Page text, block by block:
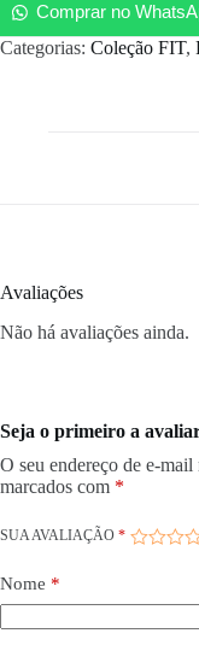
Comprar no
Categorias: Coleção FIT,
Avaliações
Não há avaliações ainda.
Seja o primeiro a
O seu endereço de e-
marcados com *
SUA AVALIAÇÃO *
Nome *